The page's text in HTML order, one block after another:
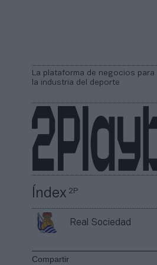
La plataforma de negocios para
la industria del deporte
Índex2P
Real Sociedad
Compartir